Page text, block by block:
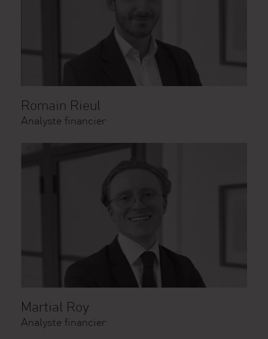
Romain Rieul
Analyste financier
Martial Roy
Analyste financier